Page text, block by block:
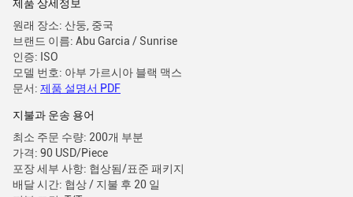
제품 상세정보
원래 장소: 산둥, 중국
브랜드 이름: Abu Garcia / Sunrise
인증: ISO
모델 번호: 아부 가르시아 블랙 맥스
문서: 제품 설명서 PDF
지불과 운송 용어
최소 주문 수량: 200개 부분
가격: 90 USD/Piece
포장 세부 사항: 협상됨/표준 패키지
배달 시간: 협상 / 지불 후 20 일